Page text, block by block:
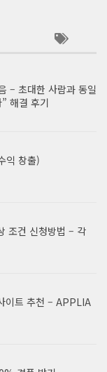
– 초대한 사람과 동일
해결 후기
익 창출)
조건 신청방법 – 각
이트 추천 – APPLIA